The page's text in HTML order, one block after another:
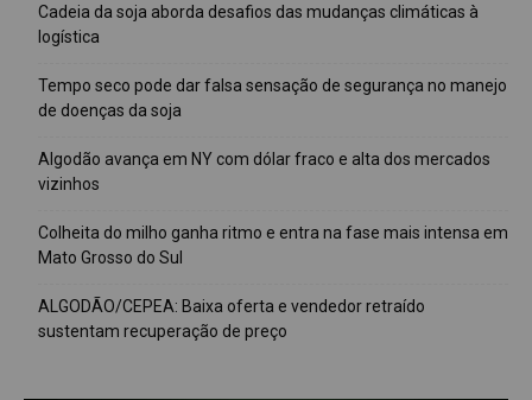
Cadeia da soja aborda desafios das mudanças climáticas à
logística
Tempo seco pode dar falsa sensação de segurança no manejo
de doenças da soja
Algodão avança em NY com dólar fraco e alta dos mercados
vizinhos
Colheita do milho ganha ritmo e entra na fase mais intensa em
Mato Grosso do Sul
ALGODÃO/CEPEA: Baixa oferta e vendedor retraído
sustentam recuperação de preço